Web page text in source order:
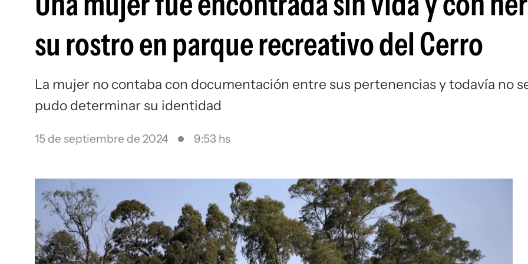
su rostro en parque recreativo del Cerro
La mujer no contaba con documentación entre sus pertenencias y todavía no
pudo determinar su identidad
15 de septiembre de 2024 9:53 hs